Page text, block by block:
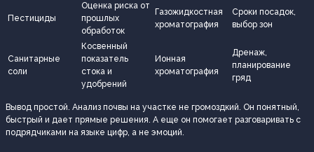
Пестициды
Оценка риска от
прошлых
обработок
Газожидкостная
хроматография
Сроки посадок,
выбор зон
Санитарные
соли
Косвенный
показатель
стока и
удобрений
Ионная
хроматография
Дренаж,
планирование
гряд
Вывод простой. Анализ почвы на участке не громоздкий. Он понятный,
быстрый и дает прямые решения. А еще он помогает разговаривать с
подрядчиками на языке цифр, а не эмоций.